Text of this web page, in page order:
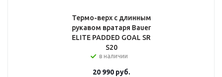
Термо-верх с длинным
рукавом вратаря Bauer
ELITE PADDED GOAL SR
S20
в наличии
20 990руб.